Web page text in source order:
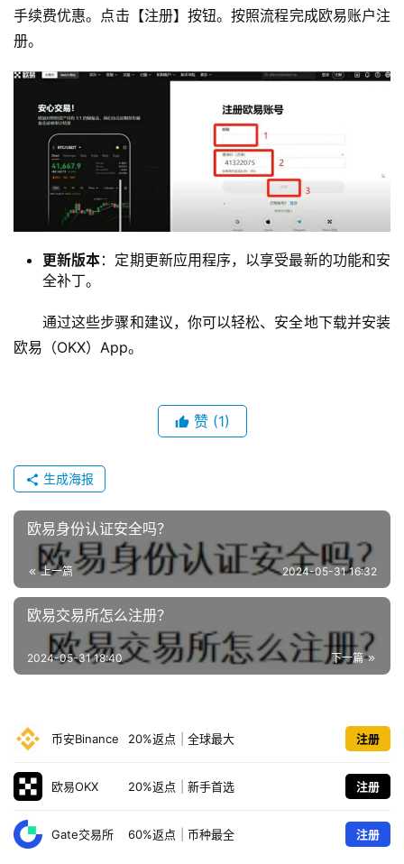
手续费优惠。点击【注册】按钮。按照流程完成欧易账户注
册。
更新版本：定期更新应用程序，以享受最新的功能和安
全补丁。
通过这些步骤和建议，你可以轻松、安全地下载并安装
欧易（OKX）App。
赞 (1)
生成海报
欧易身份认证安全吗？
上一篇 2024-05-31 16:32
欧易交易所怎么注册？
下一篇
2024-05-31 18:40
币安Binance 20%返点 全球最大 注册
欧易OKX 20%返点 新手首选 注册
Gate交易所 60%返点 币种最全 注册